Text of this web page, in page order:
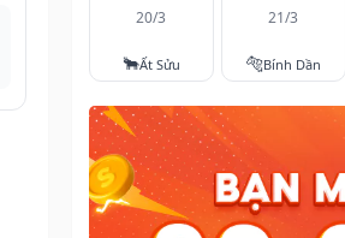
20/3
🐂Ất Sửu
21/3
🐅Bính Dần